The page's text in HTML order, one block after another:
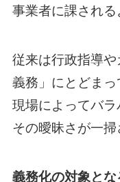
事業者に課される
従来は行政指導
義務」にとどま
現場によってバラ
その曖昧さが一掃
義務化の対象と